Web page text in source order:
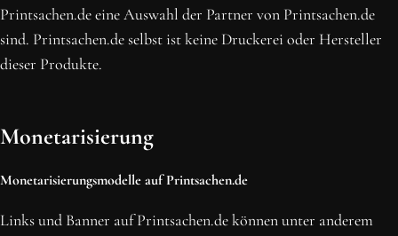
Printsachen.de eine Auswahl der Partner von Printsachen.de
sind. Printsachen.de selbst ist keine Druckerei oder Hersteller
dieser Produkte.
Monetarisierung
Monetarisierungsmodelle auf Printsachen.de
Links und Banner auf Printsachen.de können unter anderem